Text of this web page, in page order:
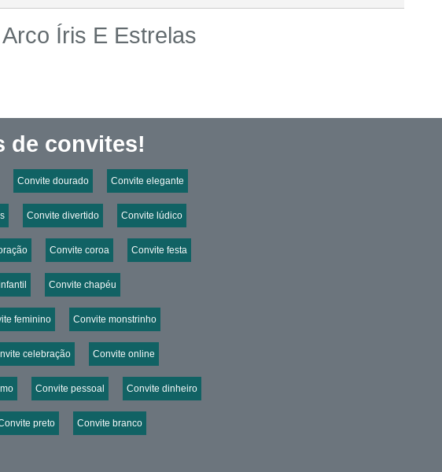
Íris E Estrelas
de convites!
Convite dourado Convite elegante
Convite divertido Convite lúdico
Convite coroa Convite festa
Convite chapéu
feminino Convite monstrinho
celebração Convite online
Convite pessoal Convite dinheiro
preto Convite branco